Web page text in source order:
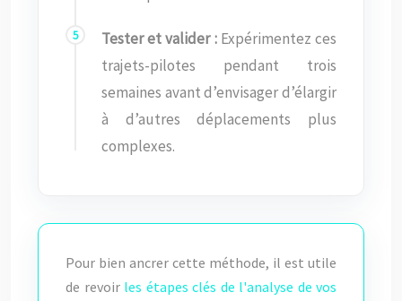
Tester et valider :Expérimentez ces
trajets-pilotes pendant trois
semaines avant d’envisager d’élargir
à d’autres déplacements plus
complexes.
Pour bien ancrer cette méthode, il est utile
de revoir les étapes clés de l'analyse de vos